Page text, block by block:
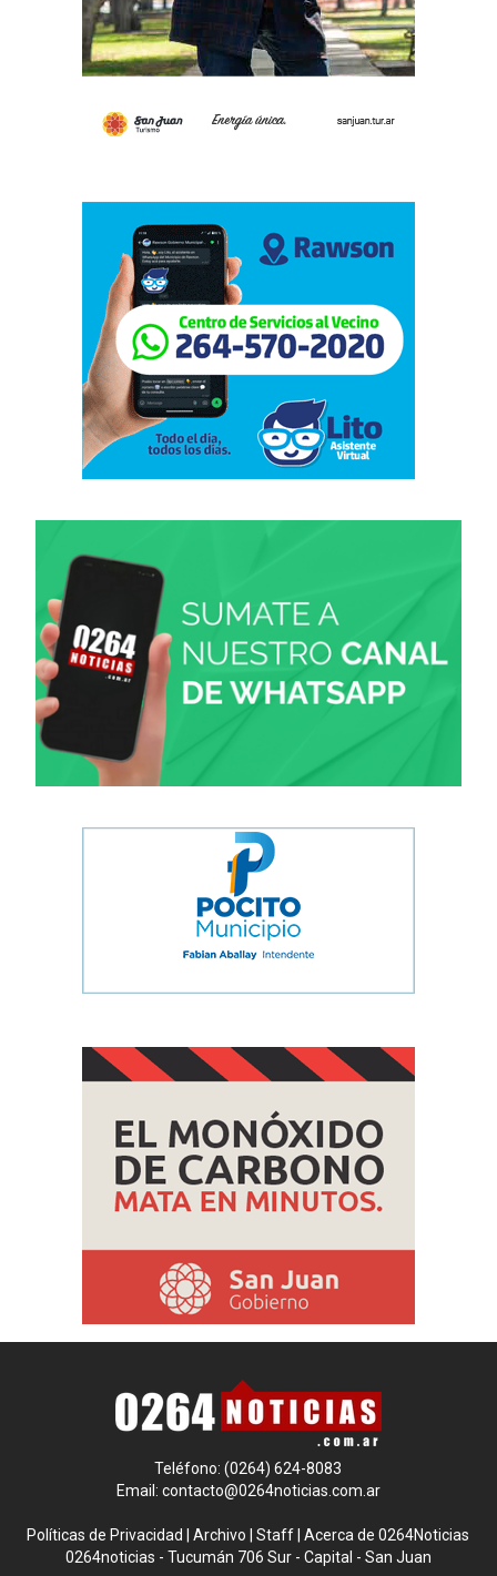
Teléfono: (0264) 624-8083
Email: contacto@0264noticias.com.ar
Políticas de Privacidad |Archivo |Staff |Acerca de 0264Noticias
0264noticias - Tucumán 706 Sur - Capital - San Juan